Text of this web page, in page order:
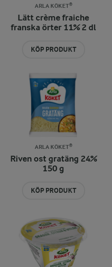
ARLA KÖKET®
Lätt crème fraiche
franska örter 11% 2 dl
KÖP PRODUKT
ARLA KÖKET®
Riven ost gratäng 24%
150 g
KÖP PRODUKT